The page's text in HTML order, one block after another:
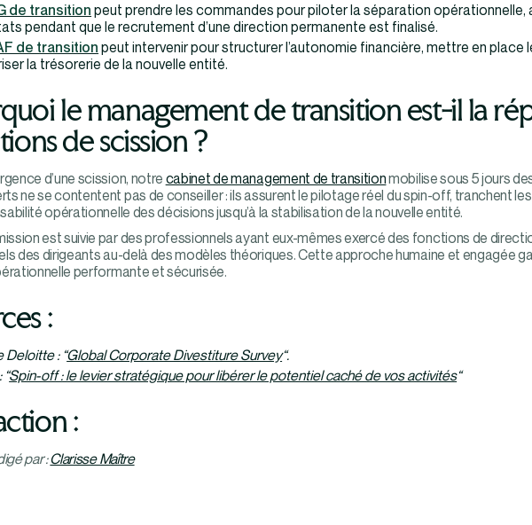
de transition peut prendre les commandes pour piloter la séparation opérationnelle,
pendant que le recrutement d’une direction permanente est finalisé.
de transition peut intervenir pour structurer l’autonomie financière, mettre en place
la trésorerie de la nouvelle entité.
le management de transition est-il la
de scission ?
d’une scission, notrecabinet de management de transitionmobilise sous 5 jours
ne se contentent pas de conseiller : ils assurent le pilotage réel du spin-off, tranchent
opérationnelle des décisions jusqu’à la stabilisation de la nouvelle entité.
est suivie par des professionnels ayant eux-mêmes exercé des fonctions de
des dirigeants au-delà des modèles théoriques. Cette approche humaine et engagée
performante et sécurisée.
:
Deloitte : “Global Corporate Divestiture Survey“.
Spin-off : le levier stratégique pour libérer le potentiel caché de vos activités“
:
par :Clarisse Maître